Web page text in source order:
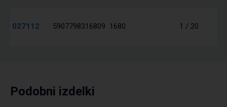
027112 5907798316809 1680 1 / 20
Podobni izdelki